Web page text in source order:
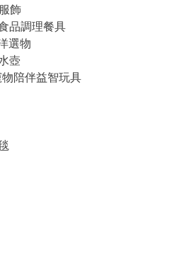
飾
品調理餐具
選物
壺
陪伴益智玩具